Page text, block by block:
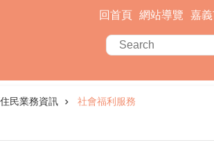
回首頁 網站導覽 嘉
民業務資訊 社會福利服務